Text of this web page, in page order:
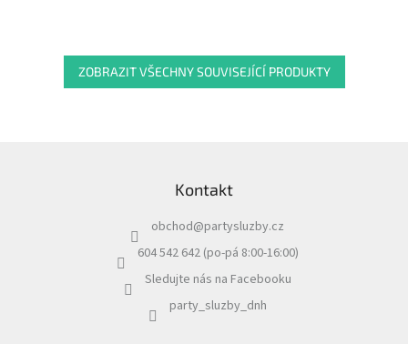
ZOBRAZIT VŠECHNY SOUVISEJÍCÍ PRODUKTY
Kontakt
obchod@partysluzby.cz
604 542 642 (po-pá 8:00-16:00)
Sledujte nás na Facebooku
party_sluzby_dnh